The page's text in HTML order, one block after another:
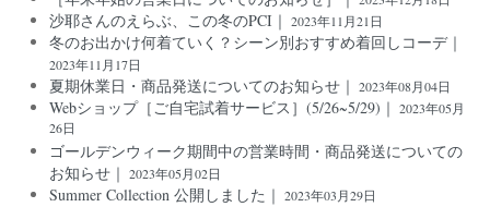
沙耶さんのえらぶ、この冬のPCI｜ 2023年11月21日
冬のお出かけ何着ていく？シーン別おすすめ着回しコーデ｜
2023年11月17日
夏期休業日・商品発送についてのお知らせ｜ 2023年08月04日
Webショップ［ご自宅試着サービス］(5/26~5/29)｜ 2023年05月
26日
ゴールデンウィーク期間中の営業時間・商品発送についての
お知らせ｜ 2023年05月02日
Summer Collection 公開しました｜ 2023年03月29日